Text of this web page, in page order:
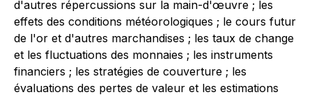
d'autres répercussions sur la main-d'œuvre ; les
effets des conditions météorologiques ; le cours futur
de l'or et d'autres marchandises ; les taux de change
et les fluctuations des monnaies ; les instruments
financiers ; les stratégies de couverture ; les
évaluations des pertes de valeur et les estimations